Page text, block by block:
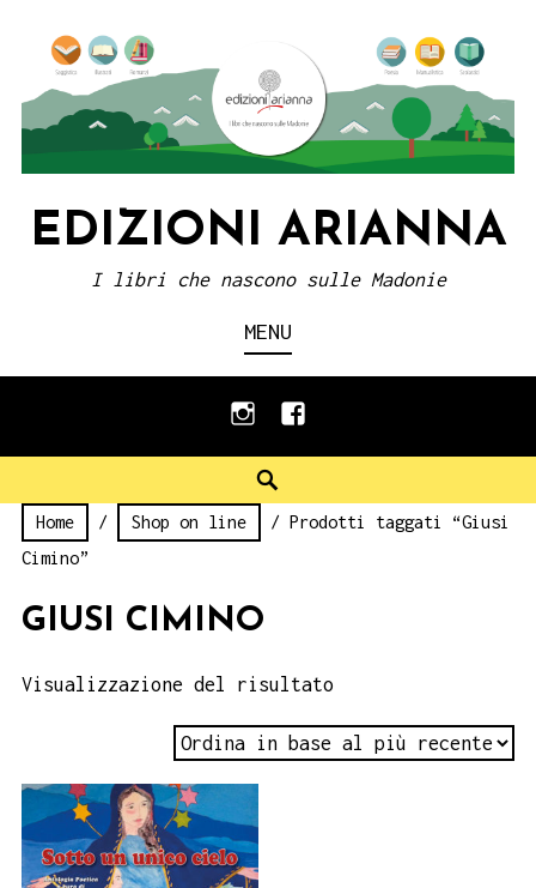
content
EDIZIONI ARIANNA
I libri che nascono sulle Madonie
MENU
instagramfacebook
Home / Shop on line
/ Prodotti taggati “Giusi
Cimino”
GIUSI CIMINO
Visualizzazione del risultato